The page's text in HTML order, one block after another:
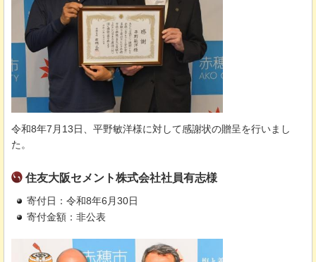
令和8年7月13日、平野敏洋様に対して感謝状の贈呈を行いまし
た。
住友大阪セメント株式会社社員有志様
寄付日：令和8年6月30日
寄付金額：非公表